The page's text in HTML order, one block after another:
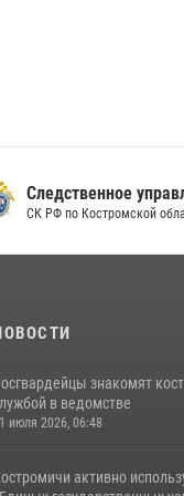
Следственное
СК РФ по Костромской
знакомят
в ведомстве
июля 2026, 06:48
активно